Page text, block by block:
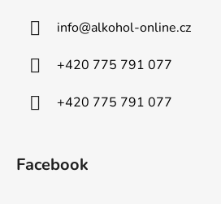
info@alkohol-online.cz
+420 775 791 077
+420 775 791 077
Facebook